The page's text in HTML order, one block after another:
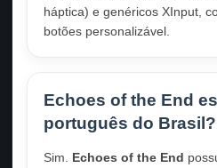
háptica) e genéricos XInput,
botões personalizável.
Echoes of the End
português do Brasil?
Sim. Echoes of the End